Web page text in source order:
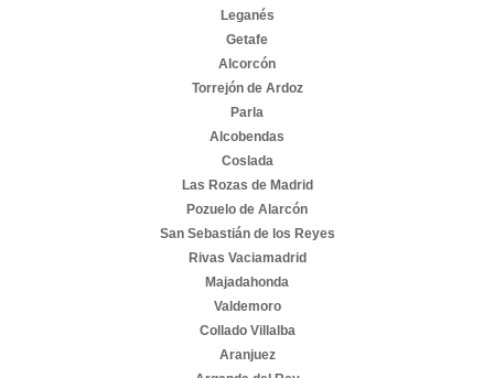
Leganés
Getafe
Alcorcón
Torrejón de Ardoz
Parla
Alcobendas
Coslada
Las Rozas de Madrid
Pozuelo de Alarcón
San Sebastián de los Reyes
Rivas Vaciamadrid
Majadahonda
Valdemoro
Collado Villalba
Aranjuez